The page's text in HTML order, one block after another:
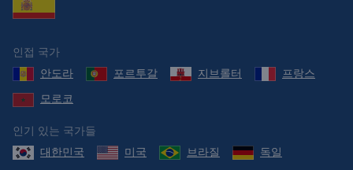
Family
Reset
Done
Close
Modal
End
인접 국가
안도라
포르투갈 지브롤터
프랑스
모로코
인기 있는 국가들
대한민국
미국 브라질 독일